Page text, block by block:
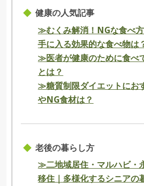
健康の人気記事
≫むくみ解消！NGな食べ
手に入る効果的な食べ物は
≫医者が健康のために食べ
とは？
≫糖質制限ダイエットにお
やNG食材は？
老後の暮らし方
≫二地域居住・マルハビ・
移住｜多様化するシニアの